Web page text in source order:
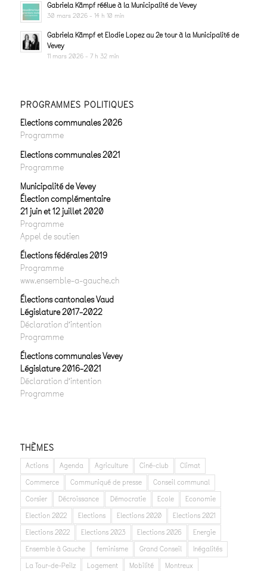
Gabriela Kämpf réélue à la Municipalité de Vevey
30 mars 2026 - 14 h 10 min
Gabriela Kämpf et Elodie Lopez au 2e tour à la Municipalité de
Vevey
11 mars 2026 - 7 h 32 min
PROGRAMMES POLITIQUES
Elections communales 2026
Programme
Elections communales 2021
Programme
Municipalité de Vevey
Élection complémentaire
21 juin et 12 juillet 2020
Programme
Appel de soutien
Élections fédérales 2019
Programme
www.ensemble-a-gauche.ch
Élections cantonales Vaud
Législature 2017-2022
Déclaration d’intention
Programme
Élections communales Vevey
Législature 2016-2021
Déclaration d’intention
Programme
THÈMES
Actions Agenda Agriculture Ciné-club
Climat
Commerce
Communiqué de presse
Conseil communal
Corsier
Décroissance Démocratie Ecole
Economie
Election 2022
Elections Elections 2020
Elections 2021
Elections 2022
Elections 2023 Elections 2026
Energie
Ensemble à Gauche
feminisme Grand Conseil
Inégalités
La Tour-de-Peilz
Logement Mobilité
Montreux